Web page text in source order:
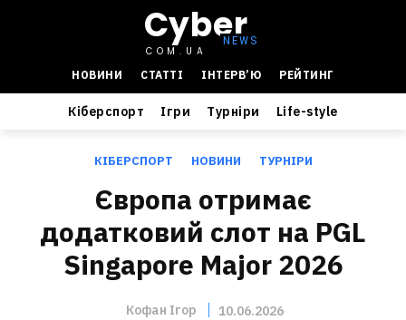
Cyber
COM.UA
НОВИНИ
СТАТТІ ІНТЕРВ’Ю РЕЙТИНГ
Кіберспорт Ігри Турніри Life-style
КІБЕРСПОРТ НОВИНИ ТУРНІРИ
Європа отримає
додатковий слот на PGL
Singapore Major 2026
Кофан Ігор 10.06.2026